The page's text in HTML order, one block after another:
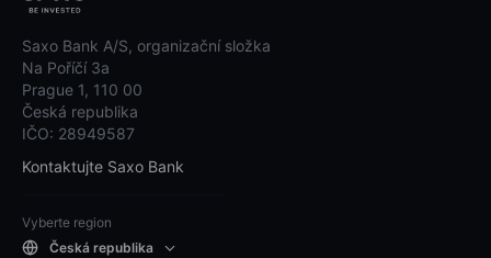
Saxo Bank A/S, organizační složka
Na Poříčí 3a
Prague 1, 110 00
Česká republika
IČO: 28949587
Kontaktujte Saxo Bank
Vyberte region
Česká republika